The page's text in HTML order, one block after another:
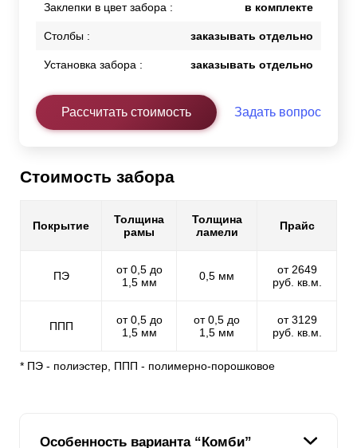
Заклепки в цвет забора : в комплекте
Столбы : заказывать отдельно
Установка забора : заказывать отдельно
Рассчитать стоимость Задать вопрос
Стоимость забора
Покрытие
Толщина
рамы
Толщина
ламели
Прайс
ПЭ
от 0,5 до
1,5 мм
0,5 мм
от 2649
руб. кв.м.
ППП
от 0,5 до
1,5 мм
от 0,5 до
1,5 мм
от 3129
руб. кв.м.
* ПЭ - полиэстер, ППП - полимерно-порошковое
Особенность варианта “Комби”